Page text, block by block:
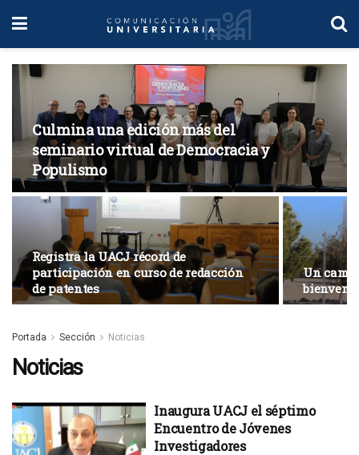
Culmina una edición más del
seminario virtual de Democracia y
Populismo
Registra la UACJ récord de
participación en curso de redacción
de patentes
Un
Portada Sección Noticias
Noticias
Inaugura UACJ el séptimo
Encuentro de Jóvenes
Investigadores